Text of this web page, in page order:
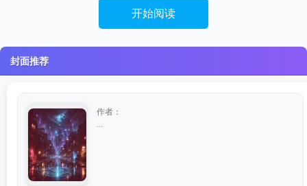
开始阅读
封面推荐
作者：